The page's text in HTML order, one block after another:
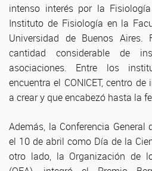
intenso interés por la
Instituto de Fisiología en la
Universidad de Buenos Aires.
cantidad considerable de
asociaciones. Entre los
encuentra el CONICET, centro
a crear y que encabezó hasta la
Además, la Conferencia General
el 10 de abril como Día de la
otro lado, la Organización de